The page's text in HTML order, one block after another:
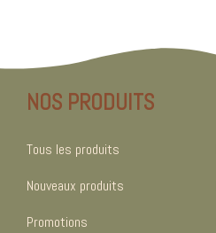
NOS PRODUITS
Tous les produits
Nouveaux produits
Promotions